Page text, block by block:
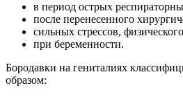
в период острых
после перенесенного
сильных стрессов,
при беременности.
Бородавки на гениталиях
образом: